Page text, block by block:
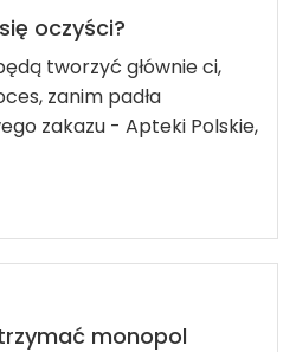
oczyści?
tworzyć głównie ci,
zanim padła
zakazu - Apteki Polskie,
monopol